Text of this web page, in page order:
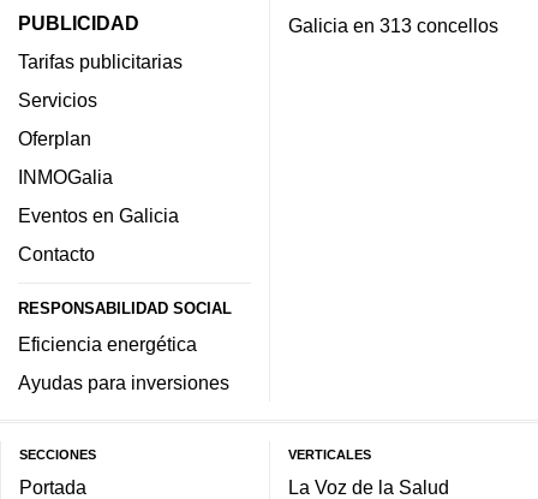
PUBLICIDAD
Tarifas publicitarias
Servicios
Oferplan
INMOGalia
Eventos en Galicia
Contacto
RESPONSABILIDAD SOCIAL
Eficiencia energética
Ayudas para inversiones
Galicia en 313 concellos
SECCIONES
Portada
VERTICALES
La Voz de la Salud